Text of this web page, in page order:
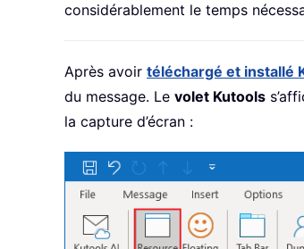
considérablement le temps
Après avoir téléchargé et installé
du message. Le volet Kutools
la capture d’écran :